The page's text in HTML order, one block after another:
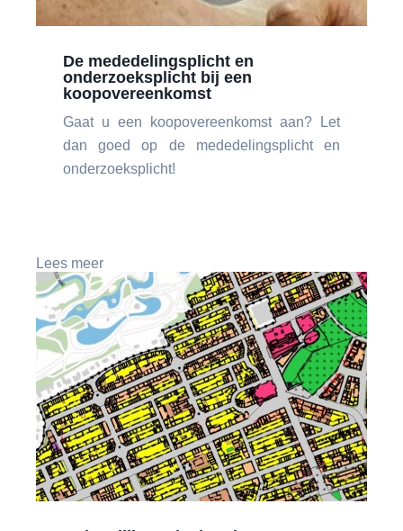
De mededelingsplicht en
onderzoeksplicht bij een
koopovereenkomst
Gaat u een koopovereenkomst aan? Let
dan goed op de mededelingsplicht en
onderzoeksplicht!
Lees meer